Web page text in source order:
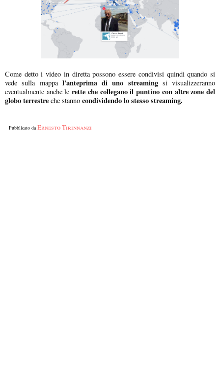
Come detto i video in diretta possono essere condivisi quindi quando si
vede sulla mappal'anteprima di uno streamingsi visualizzeranno
eventualmente anche le rette che collegano il puntino con altre zone del
globo terrestre che stanno condividendo lo stesso streaming.
Pubblicato daErnesto Tirinnanzi